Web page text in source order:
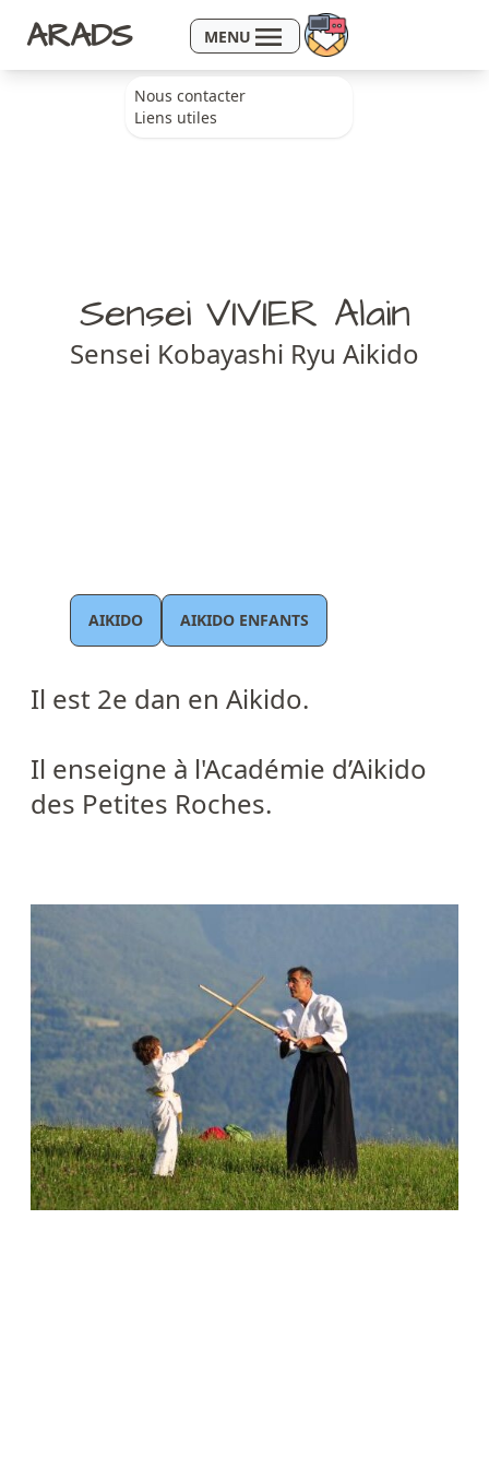
ARADS MENU
Nous contacter
Liens utiles
Sensei VIVIER Alain
Sensei Kobayashi Ryu Aikido
AIKIDO AIKIDO ENFANTS
Il est 2e dan en Aikido.
Il enseigne à l'Académie d’Aikido
des Petites Roches.